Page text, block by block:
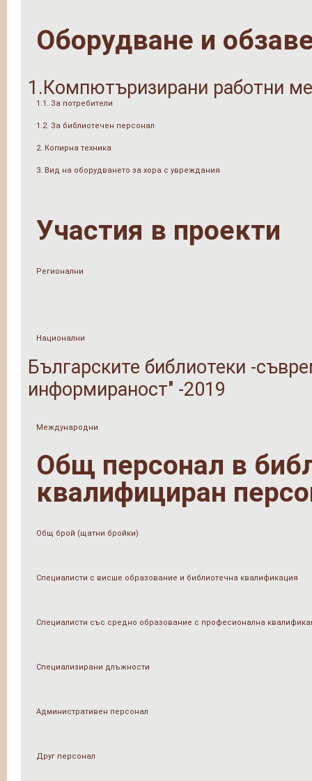
Оборудване и
1.Компютъризирани работни
1.1. За потребители
1.2. За библиотечен персонал
2. Копирна техника
3. Вид на оборудването за хора с увреждания
Участия в проекти
Регионални
Национални
Българските библиотеки -
информираност" -2019
Международни
Общ персонал в
квалифициран
Общ брой (щатни бройки)
Специалисти с висше образование и библиотечна квалификация
Специалисти със средно образование с професионална
Специализирани длъжности
Административен персонал
Друг персонал